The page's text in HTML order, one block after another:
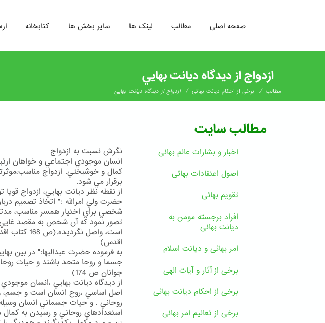
رفتن
کتابخانه سایر بخش ها لینک ها مطالب صفحه اصلی
ازدواج از ديدگاه ديانت بهايي
مطالب / برخی از احکام دیانت بهائی / ازدواج از ديدگاه ديانت بهايي
نگرش نسبت به ازدواج
انسان موجودي اجتماعي و خواهان
كمال و خوشبختي. ازدواج
برقرار مي شود.
از نقطه نظر ديانت بهايي، ازدواج
حضرت ولي امرالله :" اتخاذ تصميم
شخصي براي اختيار همسر مناسب،
تصور نمود كه آن شخص به مقصد
است، واصل
اقدس)
به فرموده حضرت عبدالبها:" در بين
جسما و روحا متحد باشند و حيات
جوانان ص 174)
از ديدگاه ديانت بهايي ،انسان
اصل اساسي ،روح انسان است و جسم،
روحاني . و حيات جسماني انسان
استعدادهاي روحاني و رسيدن به كمال
مطالب سایت
اخبار و بشارات عالم بهائى
اصول اعتقادات بهائی
تقویم بهائی
افراد برجسته مومن به
دیانت بهائی
امر بهائی و دیانت اسلام
برخی از آثار و آیات الهی
برخی از احکام دیانت بهائی
برخی از تعالیم امر بهائی